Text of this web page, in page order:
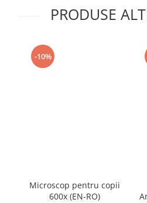
PRODUSE
-10%
Microscop pentru copii
600x (EN-RO)